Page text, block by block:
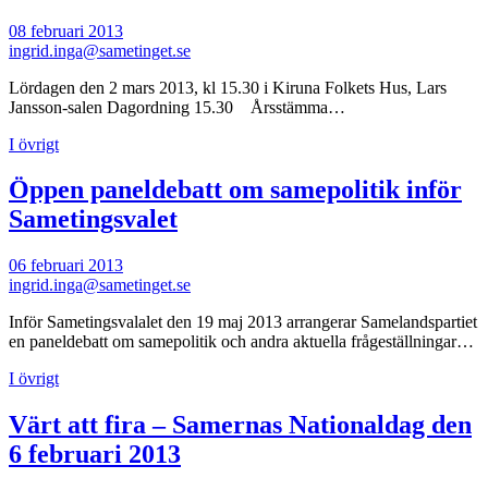
08 februari 2013
ingrid.inga@sametinget.se
Lördagen den 2 mars 2013, kl 15.30 i Kiruna Folkets Hus, Lars
Jansson-salen Dagordning 15.30 Årsstämma…
I övrigt
Öppen paneldebatt om samepolitik inför
Sametingsvalet
06 februari 2013
ingrid.inga@sametinget.se
Inför Sametingsvalalet den 19 maj 2013 arrangerar Samelandspartiet
en paneldebatt om samepolitik och andra aktuella frågeställningar…
I övrigt
Värt att fira – Samernas Nationaldag den
6 februari 2013